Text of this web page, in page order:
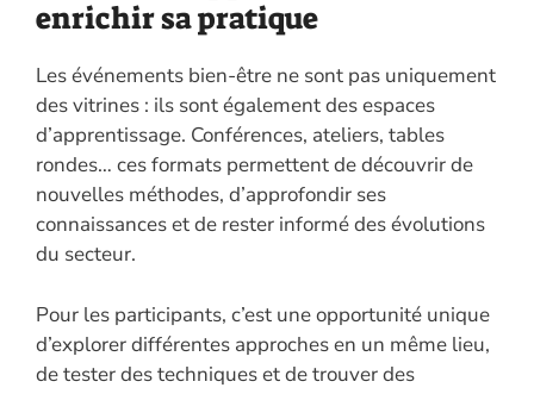
enrichir sa pratique
Les événements bien-être ne sont pas uniquement
des vitrines : ils sont également des espaces
d’apprentissage. Conférences, ateliers, tables
rondes… ces formats permettent de découvrir de
nouvelles méthodes, d’approfondir ses
connaissances et de rester informé des évolutions
du secteur.
Pour les participants, c’est une opportunité unique
d’explorer différentes approches en un même lieu,
de tester des techniques et de trouver des